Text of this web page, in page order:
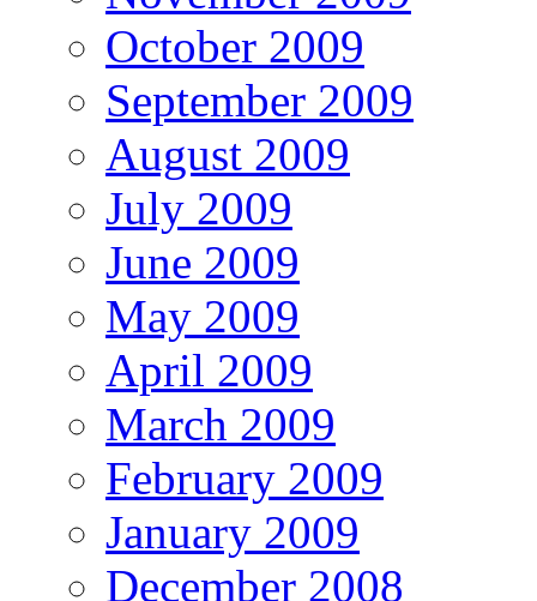
October 2009
September 2009
August 2009
July 2009
June 2009
May 2009
April 2009
March 2009
February 2009
January 2009
December 2008